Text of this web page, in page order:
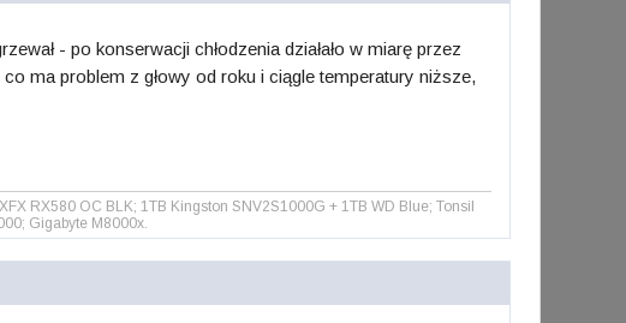
- po konserwacji chłodzenia działało w miarę przez
ma problem z głowy od roku i ciągle temperatury niższe,
RX580 OC BLK; 1TB Kingston SNV2S1000G + 1TB WD Blue; Tonsil
Gigabyte M8000x.